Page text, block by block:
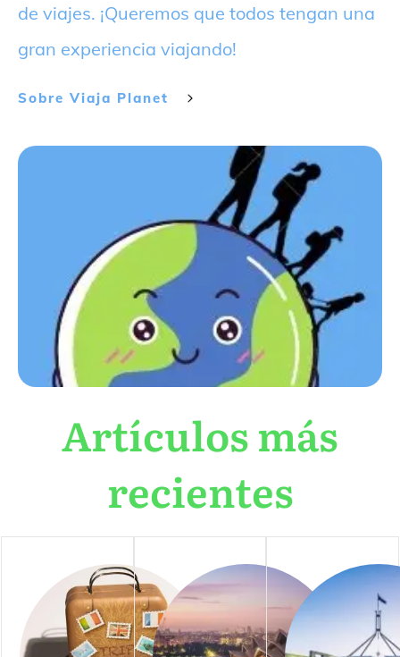
de viajes. ¡Queremos que todos tengan una
gran experiencia viajando!
Sobre Viaja Planet
Artículos más
recientes